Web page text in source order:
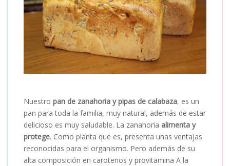
Nuestro pan de zanahoria y pipas de calabaza, es un
pan para toda la familia, muy natural, además de estar
delicioso es muy saludable. La zanahoria alimenta y
protege. Como planta que es, presenta unas ventajas
reconocidas para el organismo. Pero además de su
alta composición en carotenos y provitamina A la